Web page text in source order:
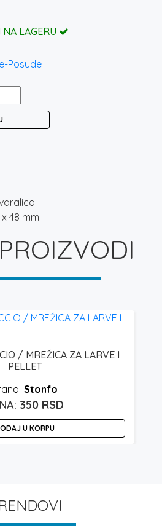
LAGERU
Posude
48 mm
/ MREŽICA ZA LARVE I
PELLET
Stonfo
350 RSD
U KORPU